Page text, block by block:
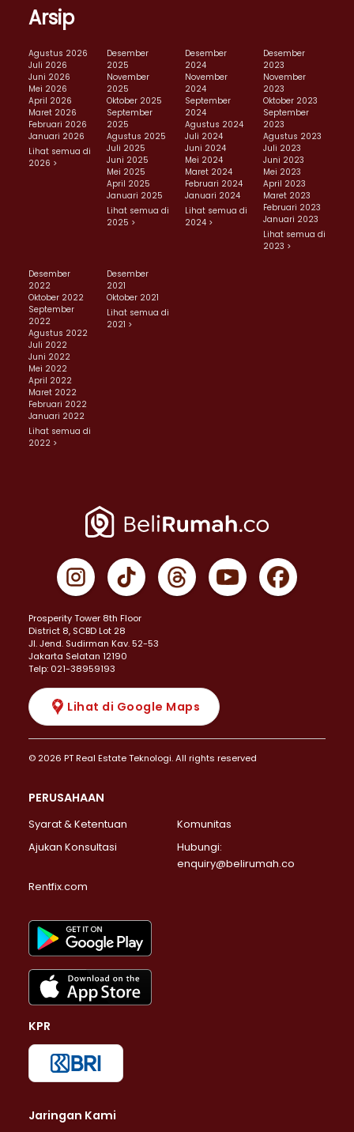
Arsip
Agustus 2026
Juli 2026
Juni 2026
Mei 2026
April 2026
Maret 2026
Februari 2026
Januari 2026
Lihat semua di
2026 >
Desember
2025
November
2025
Oktober 2025
September
2025
Agustus 2025
Juli 2025
Juni 2025
Mei 2025
April 2025
Januari 2025
Lihat semua di
2025 >
Desember
2024
November
2024
September
2024
Agustus 2024
Juli 2024
Juni 2024
Mei 2024
Maret 2024
Februari 2024
Januari 2024
Lihat semua di
2024 >
Desember
2023
November
2023
Oktober 2023
September
2023
Agustus 2023
Juli 2023
Juni 2023
Mei 2023
April 2023
Maret 2023
Februari 2023
Januari 2023
Lihat semua di
2023 >
Desember
2022
Oktober 2022
September
2022
Agustus 2022
Juli 2022
Juni 2022
Mei 2022
April 2022
Maret 2022
Februari 2022
Januari 2022
Lihat semua di
2022 >
Desember
2021
Oktober 2021
Lihat semua di
2021 >
Prosperity Tower 8th Floor
District 8, SCBD Lot 28
JI. Jend. Sudirman Kav. 52-53
Jakarta Selatan 12190
Telp: 021-38959193
Lihat di Google Maps
© 2026 PT Real Estate Teknologi. All rights reserved
PERUSAHAAN
Syarat & Ketentuan
Komunitas
Ajukan Konsultasi
Hubungi:
enquiry@belirumah.co
Rentfix.com
KPR
Jaringan Kami